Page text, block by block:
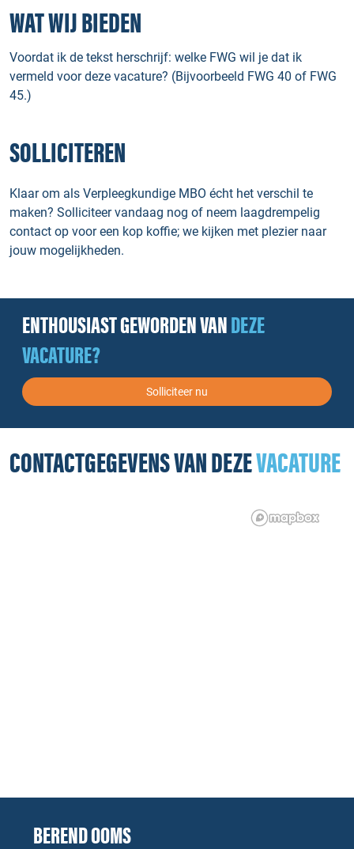
WAT WIJ BIEDEN
Voordat ik de tekst herschrijf: welke FWG wil je dat ik
vermeld voor deze vacature? (Bijvoorbeeld FWG 40 of FWG
45.)
SOLLICITEREN
Klaar om als Verpleegkundige MBO écht het verschil te
maken? Solliciteer vandaag nog of neem laagdrempelig
contact op voor een kop koffie; we kijken met plezier naar
jouw mogelijkheden.
ENTHOUSIAST GEWORDEN VANDEZE
VACATURE?
Solliciteer nu
CONTACTGEGEVENS VAN DEZEVACATURE
BEREND OOMS